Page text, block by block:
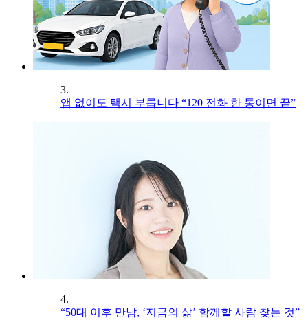
3.
앱 없이도 택시 부릅니다 “120 전화 한 통이면 끝”
4.
“50대 이후 만남, ‘지금의 삶’ 함께할 사람 찾는 것”